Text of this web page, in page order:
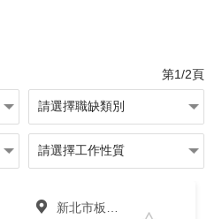
第1/2頁
新北市板橋區